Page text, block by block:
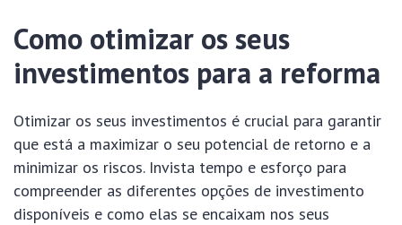
Como otimizar os seus
investimentos para a reforma
Otimizar os seus investimentos é crucial para garantir
que está a maximizar o seu potencial de retorno e a
minimizar os riscos. Invista tempo e esforço para
compreender as diferentes opções de investimento
disponíveis e como elas se encaixam nos seus